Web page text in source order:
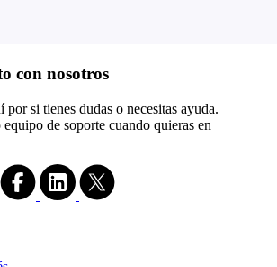
con nosotros
por si tienes dudas o necesitas ayuda.
de soporte cuando quieras en